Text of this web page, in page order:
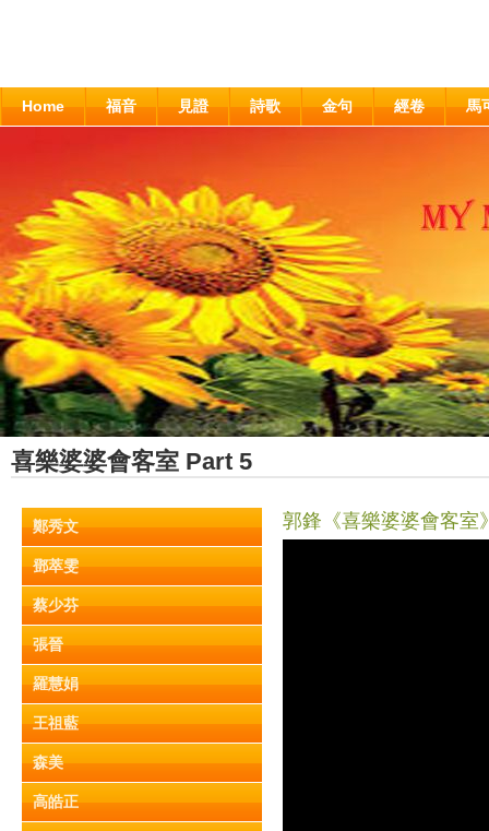
Home 福音 見證 詩歌 金句 經卷 馬
喜樂婆婆會客室 Part 5
鄭秀文
鄧萃雯
蔡少芬
張晉
羅慧娟
王祖藍
森美
高皓正
郭鋒《喜樂婆婆會客室